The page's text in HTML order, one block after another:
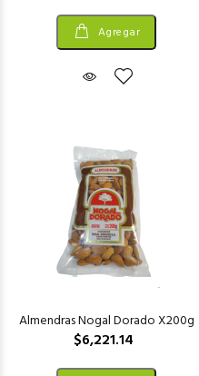
Agregar
Almendras Nogal Dorado X200g
$6,221.14